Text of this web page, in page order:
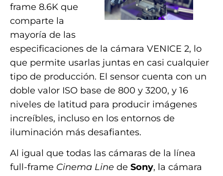
frame 8.6K que
comparte la
mayoría de las
especificaciones de la cámara VENICE 2, lo
que permite usarlas juntas en casi cualquier
tipo de producción. El sensor cuenta con un
doble valor ISO base de 800 y 3200, y 16
niveles de latitud para producir imágenes
increíbles, incluso en los entornos de
iluminación más desafiantes.
Al igual que todas las cámaras de la línea
full-frame Cinema Line de Sony, la cámara